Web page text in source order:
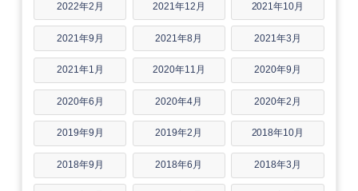
2022年2月 2021年12月 2021年10月
2021年9月 2021年8月 2021年3月
2021年1月 2020年11月 2020年9月
2020年6月 2020年4月 2020年2月
2019年9月 2019年2月 2018年10月
2018年9月 2018年6月 2018年3月